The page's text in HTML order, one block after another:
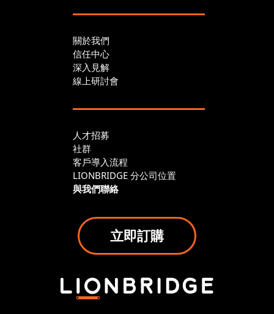
關於我們
信任中心
深入見解
線上研討會
人才招募
社群
客戶導入流程
LIONBRIDGE 分公司位置
與我們聯絡
立即訂購